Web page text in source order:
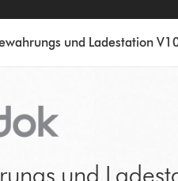
und Ladestation
und